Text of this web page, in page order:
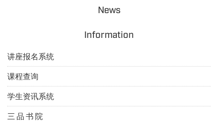
News
Information
讲座报名系统
课程查询
学生资讯系统
三 品 书 院